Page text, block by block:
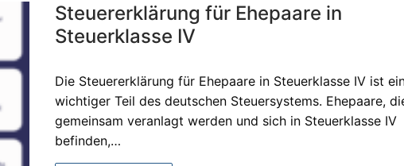
Steuererklärung für Ehepaare in
Steuerklasse IV
Die Steuererklärung für Ehepaare in Steuerklasse IV ist
wichtiger Teil des deutschen Steuersystems. Ehepaare,
gemeinsam veranlagt werden und sich in Steuerklasse IV
befinden,…